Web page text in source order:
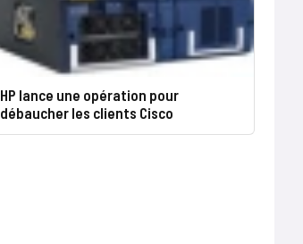
HP lance une opération pour
débaucher les clients Cisco